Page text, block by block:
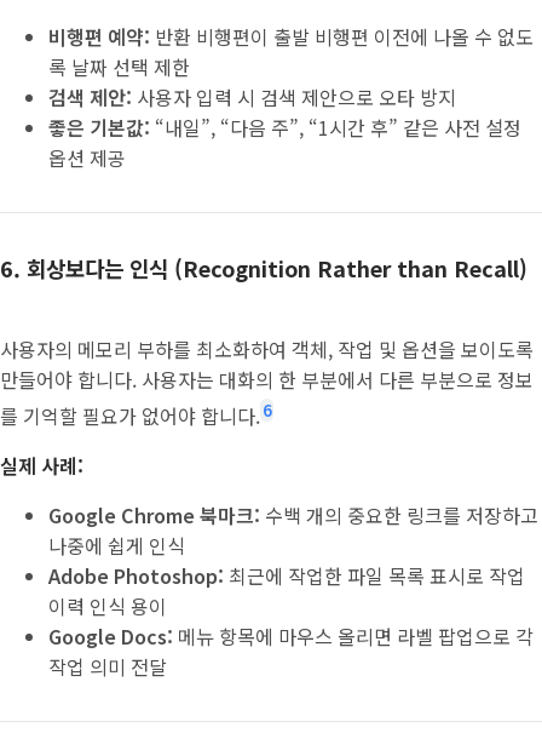
비행편 예약: 반환 비행편이 출발 비행편 이전에 나올 수 없도
록 날짜 선택 제한
검색 제안: 사용자 입력 시 검색 제안으로 오타 방지
좋은 기본값: “내일”, “다음 주”, “1시간 후” 같은 사전 설정
옵션 제공
6. 회상보다는 인식 (Recognition Rather than Recall)
사용자의 메모리 부하를 최소화하여 객체, 작업 및 옵션을 보이도록
만들어야 합니다. 사용자는 대화의 한 부분에서 다른 부분으로 정보
를 기억할 필요가 없어야 합니다.6
실제 사례:
Google Chrome 북마크: 수백 개의 중요한 링크를 저장하고
나중에 쉽게 인식
Adobe Photoshop: 최근에 작업한 파일 목록 표시로 작업
이력 인식 용이
Google Docs: 메뉴 항목에 마우스 올리면 라벨 팝업으로 각
작업 의미 전달